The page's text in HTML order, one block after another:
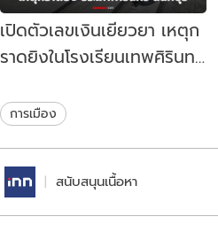
เปิดตัวเลขเงินเยียวยา เหตุก
ราดยิงในโรงเรียนเทพศิรินทร์
การเมือง
สนับสนุนเนื้อหา